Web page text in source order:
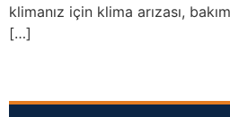
klimanız için klima arızası,
[…]